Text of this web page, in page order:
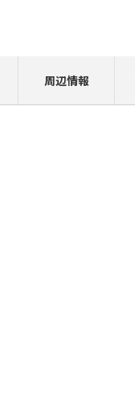
周辺情報